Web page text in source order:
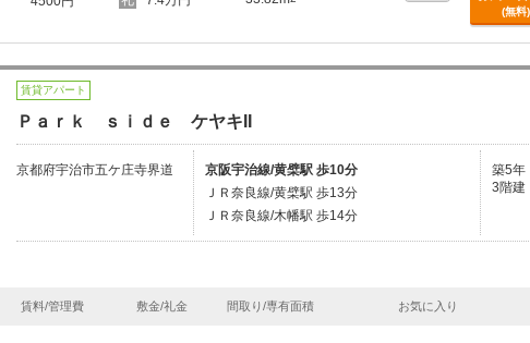
(無料)
賃貸アパート
Ｐａｒｋ ｓｉｄｅ ケヤキII
京都府宇治市五ケ庄寺界道
京阪宇治線/黄檗駅 歩10分
ＪＲ奈良線/黄檗駅 歩13分
ＪＲ奈良線/木幡駅 歩14分
築5年
3階建
賃料/管理費 敷金/礼金 間取り/専有面積 お気に入り